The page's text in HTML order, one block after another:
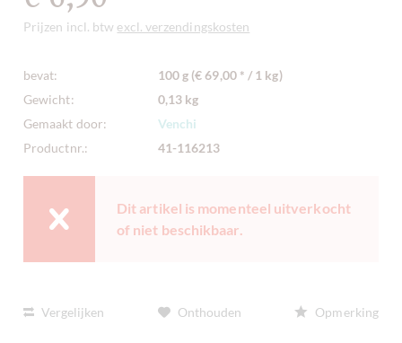
Prijzen incl. btw excl. verzendingskosten
bevat:
100 g (€ 69,00 * / 1 kg)
Gewicht:
0,13 kg
Gemaakt door:
Venchi
Productnr.:
41-116213
Dit artikel is momenteel uitverkocht
of niet beschikbaar.
Vergelijken Onthouden Opmerking